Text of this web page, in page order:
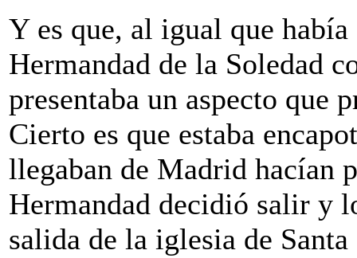
Y es que, al igual que
Hermandad de la Soledad
presentaba un aspecto que
Cierto es que estaba
llegaban de Madrid hacían
Hermandad decidió salir y
salida de la iglesia de